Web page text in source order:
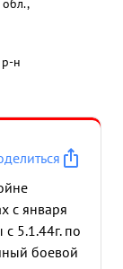
н
с января
5.1.44г. по
боевой